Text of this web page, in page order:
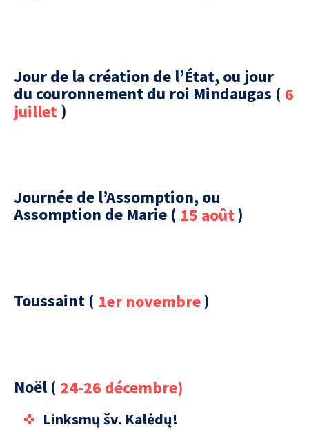
Jour de la création de l’État, ou jour
du couronnement du roi Mindaugas ( 6
juillet)
Journée de l’Assomption, ou
Assomption de Marie ( 15 août)
Toussaint ( 1er novembre)
Noël ( 24-26 décembre)
Linksmų šv. Kalėdų!